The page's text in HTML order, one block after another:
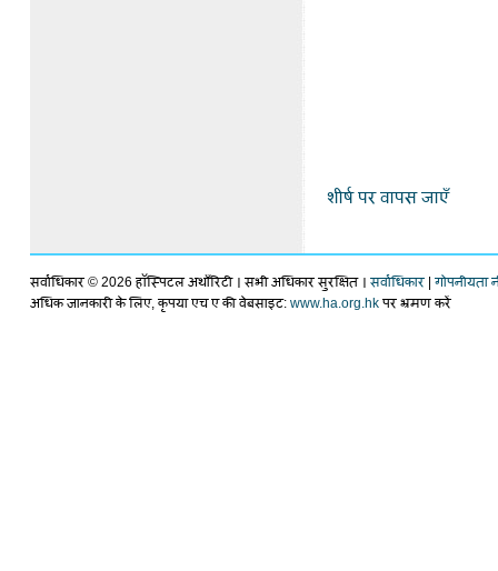
शीर्ष पर वापस जाएँ
सर्वाधिकार © 2026 हॉस्पिटल अथाँरिटी । सभी अधिकार सुरक्षित । सर्वाधिकार
गोपनीयता
अधिक जानकारी के लिए, कृपया एच ए की वेबसाइट: www.ha.org.hk पर भ्रमण करें